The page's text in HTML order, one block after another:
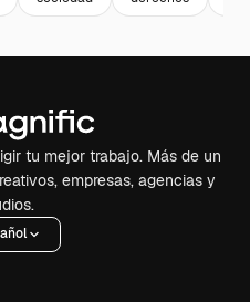
tu mejor trabajo. Más de un
empresas, agencias y